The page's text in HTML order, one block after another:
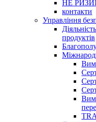
НЕ
контакти
Управління
продуктів